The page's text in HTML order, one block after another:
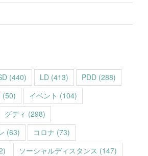
(440) LD (413) PDD (288)
(50) イベント (104)
グディ (298)
(63) コロナ (73)
ソーシャルディスタンス (147)